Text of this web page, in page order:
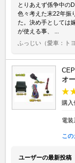
とりあえず係争中の
色々考えた末22年振
た。決め手としては
が使える事、 ...
ふっじい （愛車：ト
オ
購入
電装
こ
ユーザーの最新投稿